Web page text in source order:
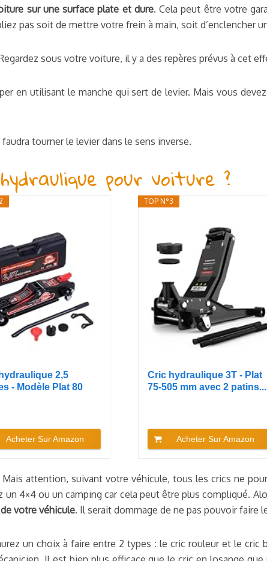
sur une surface plate et dure. Cela peut être votre
pas soit de mettre votre frein à main, soit d’enclencher
sous votre voiture, il y a des repères prévus à cet
en utilisant le manche qui sert de levier. Mais vous
tourner le levier dans le sens inverse.
pour voiture ?
2,5
- Modèle Plat 80
Acheter Sur Amazon
TOP N°3
Cric hydraulique 3T - Plat
75-505 mm avec 2 patins...
Acheter Sur Amazon
Mais attention, suivant votre véhicule, tous les crics ne
un 4×4 ou un camping car cela peut être plus compliqué.
votre véhicule. Il serait dommage de ne pas pouvoir faire
un choix à faire entre 2 types : le cric rouleur et le cric